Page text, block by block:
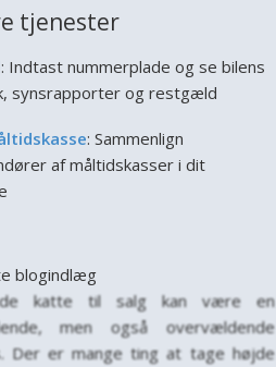
tjenester
: Indtast nummerplade og se bilens
synsrapporter og restgæld
: Sammenlign
af måltidskasser i dit
blogindlæg
katte til salg kan være en
men også overvældende
Der er mange ting at tage højde